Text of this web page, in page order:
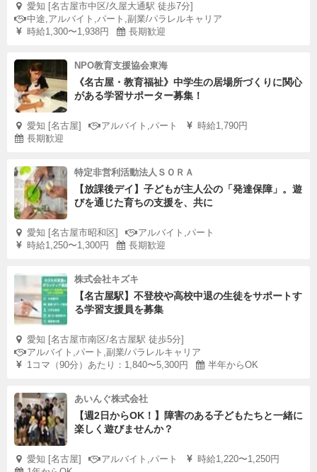
愛知 [名古屋市中区/久屋大通駅 徒歩7分]
中途,アルバイト,パート,副業/パラレルキャリア
時給1,300〜1,938円
長期歓迎
NPO教育支援協会東海
《名古屋・教育福祉》中学生の居場所づくりに関心
がある学習サポーター募集！
愛知 [名古屋] アルバイト,パート
時給1,790円
長期歓迎
特定非営利活動法人ＳＯＲＡ
【放課後デイ】子どもが主人公の「発達保障」。遊
びを通じた育ちの支援を、共に
愛知 [名古屋市昭和区]
アルバイト,パート
時給1,250〜1,300円
長期歓迎
株式会社キズキ
【名古屋駅】不登校や高校中退の生徒をサポートす
る学習支援員を募集
愛知 [名古屋市南区/名古屋駅 徒歩5分]
アルバイト,パート,副業/パラレルキャリア
1コマ（90分）あたり：1,840〜5,300円
半年からOK
あいんぐ株式会社
【週2日からOK！】障害のある子どもたちと一緒に
楽しく遊びませんか？
愛知 [名古屋] アルバイト,パート
時給1,220〜1,250円